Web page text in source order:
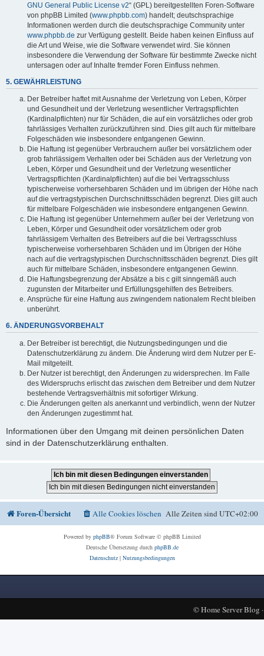
GNU General Public License v2“ (GPL) bereitgestellten Foren-Software
von phpBB Limited (www.phpbb.com) handelt; deutschsprachige
Informationen werden durch die deutschsprachige Community unter
www.phpbb.de zur Verfügung gestellt. Beide haben keinen Einfluss auf
die Art und Weise, wie die Software verwendet wird. Sie können
insbesondere die Verwendung der Software für bestimmte Zwecke nicht
untersagen oder auf Inhalte fremder Foren Einfluss nehmen.
5. GEWÄHRLEISTUNG
Der Betreiber haftet mit Ausnahme der Verletzung von Leben, Körper
und Gesundheit und der Verletzung wesentlicher Vertragspflichten
(Kardinalpflichten) nur für Schäden, die auf ein vorsätzliches oder grob
fahrlässiges Verhalten zurückzuführen sind. Dies gilt auch für mittelbare
Folgeschäden wie insbesondere entgangenen Gewinn.
Die Haftung ist gegenüber Verbrauchern außer bei vorsätzlichem oder
grob fahrlässigem Verhalten oder bei Schäden aus der Verletzung von
Leben, Körper und Gesundheit und der Verletzung wesentlicher
Vertragspflichten (Kardinalpflichten) auf die bei Vertragsschluss
typischerweise vorhersehbaren Schäden und im übrigen der Höhe nach
auf die vertragstypischen Durchschnittsschäden begrenzt. Dies gilt auch
für mittelbare Folgeschäden wie insbesondere entgangenen Gewinn.
Die Haftung ist gegenüber Unternehmern außer bei der Verletzung von
Leben, Körper und Gesundheit oder vorsätzlichem oder grob
fahrlässigem Verhalten des Betreibers auf die bei Vertragsschluss
typischerweise vorhersehbaren Schäden und im Übrigen der Höhe
nach auf die vertragstypischen Durchschnittsschäden begrenzt. Dies gilt
auch für mittelbare Schäden, insbesondere entgangenen Gewinn.
Die Haftungsbegrenzung der Absätze a bis c gilt sinngemäß auch
zugunsten der Mitarbeiter und Erfüllungsgehilfen des Betreibers.
Ansprüche für eine Haftung aus zwingendem nationalem Recht bleiben
unberührt.
6. ÄNDERUNGSVORBEHALT
Der Betreiber ist berechtigt, die Nutzungsbedingungen und die
Datenschutzerklärung zu ändern. Die Änderung wird dem Nutzer per E-
Mail mitgeteilt.
Der Nutzer ist berechtigt, den Änderungen zu widersprechen. Im Falle
des Widerspruchs erlischt das zwischen dem Betreiber und dem Nutzer
bestehende Vertragsverhältnis mit sofortiger Wirkung.
Die Änderungen gelten als anerkannt und verbindlich, wenn der Nutzer
den Änderungen zugestimmt hat.
Informationen über den Umgang mit deinen persönlichen Daten
sind in der Datenschutzerklärung enthalten.
Foren-Übersicht Alle Zeiten sindUTC+02:00
Alle Cookies löschen
Powered by phpBB® Forum Software © phpBB Limited
Deutsche Übersetzung durch phpBB.de
Datenschutz| Nutzungsbedingungen
©Home Server Blog